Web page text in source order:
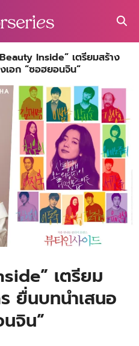
Inside” เตรียมสร้าง
เอก “ซอฮยอนจิน”
เตรียม
ยื่นบทนำเสนอ
จิน”